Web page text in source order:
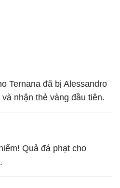
Ternana đã bị Alessandro
nhận thẻ vàng đầu tiên.
Quả đá phạt cho